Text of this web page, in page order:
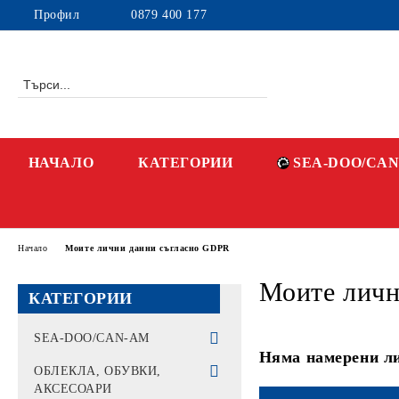
Профил 0879 400 177
НАЧАЛО КАТЕГОРИИ SEA-DOO/
КАТЕГОРИИ
SEA-DOO/CAN-AM
ВОДНИ ДЖЕТОВЕ -
PWC
ОБЛЕКЛА, ОБУВКИ,
АКСЕСОАРИ
Начало Моите лични данни съгласно GDPR
Моите
Няма намерени